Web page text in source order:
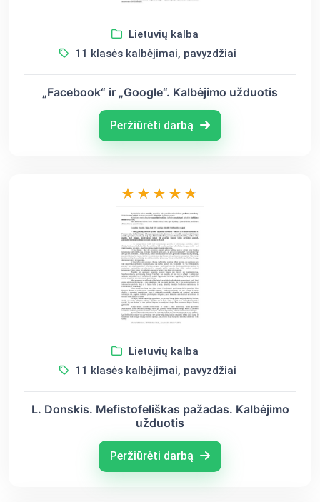
Lietuvių kalba
11 klasės kalbėjimai, pavyzdžiai
„Facebook“ ir „Google“. Kalbėjimo užduotis
Peržiūrėti darbą
Lietuvių kalba
11 klasės kalbėjimai, pavyzdžiai
L. Donskis. Mefistofeliškas pažadas. Kalbėjimo
užduotis
Peržiūrėti darbą